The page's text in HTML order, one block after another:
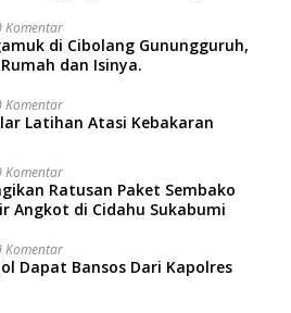
Komentar
di Cibolang Gunungguruh,
dan Isinya.
Komentar
Latihan Atasi Kebakaran
Komentar
Ratusan Paket Sembako
Angkot di Cidahu Sukabumi
Komentar
Dapat Bansos Dari Kapolres